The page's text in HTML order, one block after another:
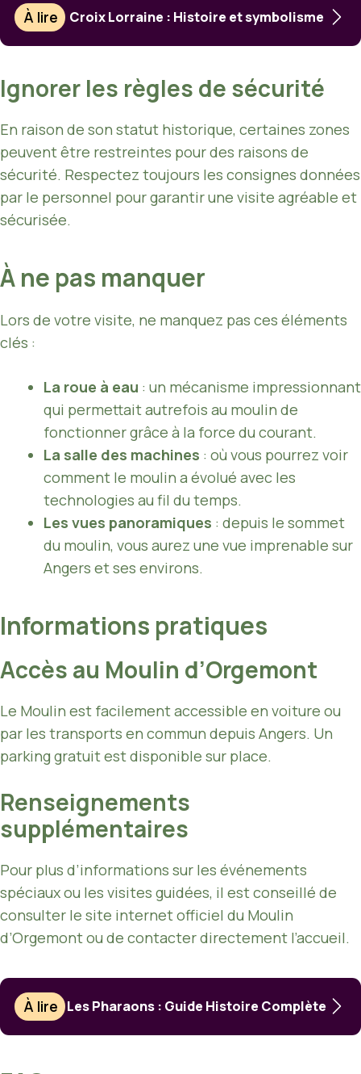
À lire Croix Lorraine : Histoire et symbolisme
Ignorer les règles de sécurité
En raison de son statut historique, certaines zones
peuvent être restreintes pour des raisons de
sécurité. Respectez toujours les consignes données
par le personnel pour garantir une visite agréable et
sécurisée.
À ne pas manquer
Lors de votre visite, ne manquez pas ces éléments
clés :
La roue à eau : un mécanisme impressionnant
qui permettait autrefois au moulin de
fonctionner grâce à la force du courant.
La salle des machines : où vous pourrez voir
comment le moulin a évolué avec les
technologies au fil du temps.
Les vues panoramiques : depuis le sommet
du moulin, vous aurez une vue imprenable sur
Angers et ses environs.
Informations pratiques
Accès au Moulin d’Orgemont
Le Moulin est facilement accessible en voiture ou
par les transports en commun depuis Angers. Un
parking gratuit est disponible sur place.
Renseignements
supplémentaires
Pour plus d’informations sur les événements
spéciaux ou les visites guidées, il est conseillé de
consulter le site internet officiel du Moulin
d’Orgemont ou de contacter directement l’accueil.
À lire Les Pharaons : Guide Histoire Complète